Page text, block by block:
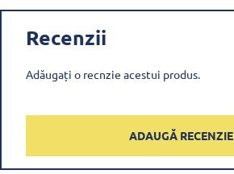
Recenzii
Adăugați o recnzie acestui produs.
ADAUGĂ RECENZIE